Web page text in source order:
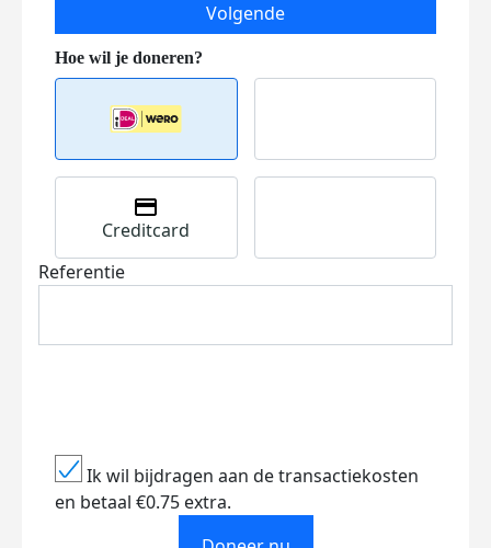
Volgende
Creditcard
Referentie
Ik wil bijdragen aan de transactiekosten
en betaal €0.75 extra.